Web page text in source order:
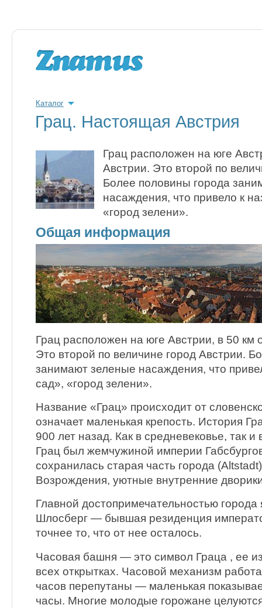
Каталог
Грац. Настоящая Австрия
Грац расположен на юге
Австрии. Это второй по
Более половины города
насаждения, что привело к
«город зелени».
Общая информация
Грац расположен на юге Австрии, в 50 км
Это второй по величине город Австрии.
занимают зеленые насаждения, что
сад», «город зелени».
Название «Грац» происходит от
означает маленькая крепость. История
900 лет назад. Как в средневековье, так
Грац был жемчужиной империи
сохранилась старая часть города
Возрождения, уютные внутренние
Главной достопримечательностью города
Шлосберг — бывшая резиденция
точнее то, что от нее осталось.
Часовая башня — это символ Граца , ее
всех открытках. Часовой механизм
часов перепутаны — маленькая
часы. Многие молодые горожане